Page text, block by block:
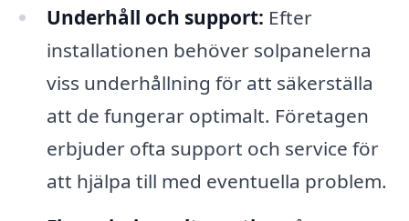
Underhåll och support: Efter
installationen behöver solpanelerna
viss underhållning för att säkerställa
att de fungerar optimalt. Företagen
erbjuder ofta support och service för
att hjälpa till med eventuella problem.